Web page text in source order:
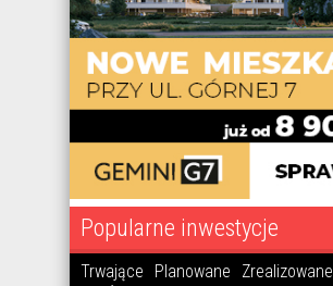
Popularne inwestycje
Trwające Planowane Zrealizowane